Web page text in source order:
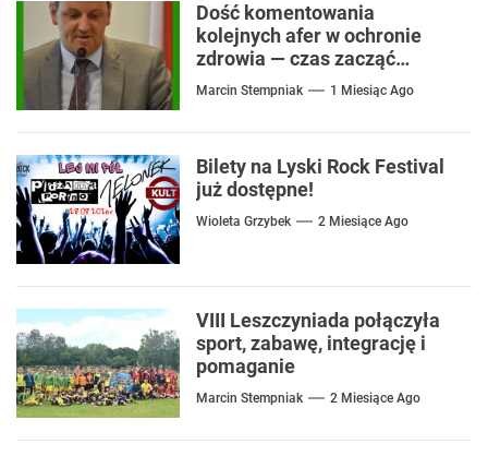
Dość komentowania
kolejnych afer w ochronie
zdrowia — czas zacząć
mówić o rozwiązaniach
Marcin Stempniak 1 Miesiąc Ago
Bilety na Lyski Rock Festival
już dostępne!
Wioleta Grzybek 2 Miesiące Ago
VIII Leszczyniada połączyła
sport, zabawę, integrację i
pomaganie
Marcin Stempniak 2 Miesiące Ago